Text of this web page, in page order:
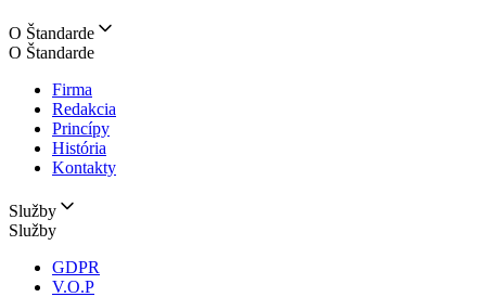
O Štandarde
O Štandarde
Firma
Redakcia
Princípy
História
Kontakty
Služby
Služby
GDPR
V.O.P